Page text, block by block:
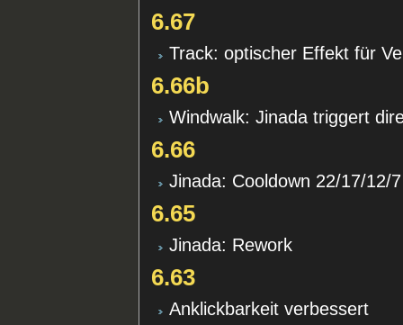
6.67
Track: optischer Effekt für
6.66b
Windwalk: Jinada triggert
6.66
Jinada: Cooldown 22/17/12/
6.65
Jinada: Rework
6.63
Anklickbarkeit verbessert